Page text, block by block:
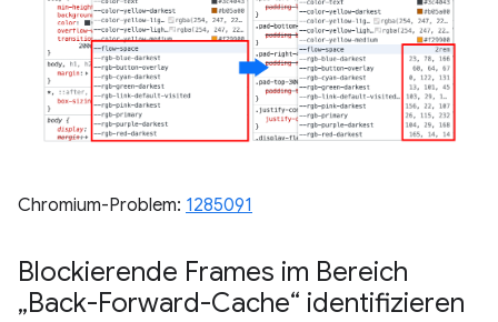
Chromium-Problem: 1285091
Blockierende Frames im Bereich
„Back-Forward-Cache“ identifizieren